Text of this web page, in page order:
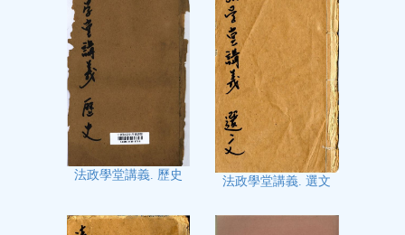
法政學堂講義. 歷史
法政學堂講義. 選文